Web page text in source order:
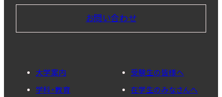
お問い合わせ
大学案内
学科・教育
受験生の皆様へ
在学生のみなさんへ